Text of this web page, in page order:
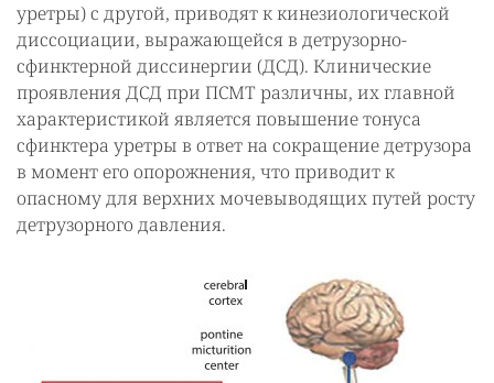
уретры) с другой, приводят к кинезиологической
диссоциации, выражающейся в детрузорно-
сфинктерной диссинергии (ДСД). Клинические
проявления ДСД при ПСМТ различны, их главной
характеристикой является повышение тонуса
сфинктера уретры в ответ на сокращение детрузора
в момент его опорожнения, что приводит к
опасному для верхних мочевыводящих путей росту
детрузорного давления.